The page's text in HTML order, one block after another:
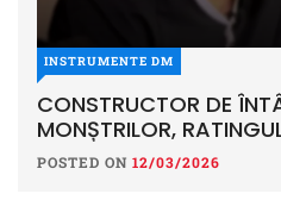
INSTRUMENTE DM
CONSTRUCTOR DE
MONȘTRILOR,
POSTED ON 12/03/2026